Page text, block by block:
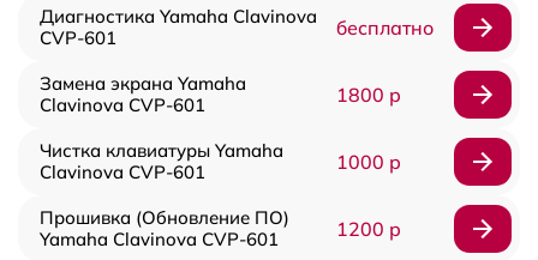
Диагностика Yamaha Clavinova
CVP-601
бесплатно
Замена экрана Yamaha
Clavinova CVP-601
1800 р
Чистка клавиатуры Yamaha
Clavinova CVP-601
1000 р
Прошивка (Обновление ПО)
Yamaha Clavinova CVP-601
1200 р